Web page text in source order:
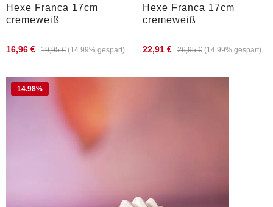
Hexe Franca 17cm
cremeweiß
16,96 € 19,95 € (14.99% gespart)
Hexe Franca 17cm
cremeweiß
22,91 € 26,95 € (14.99% gespart)
14.98%